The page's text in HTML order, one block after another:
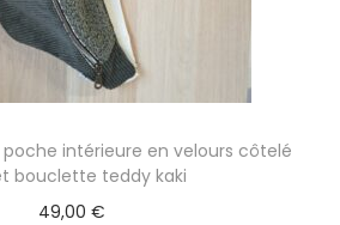
intérieure en velours côtelé
bouclette teddy kaki
49,00 €